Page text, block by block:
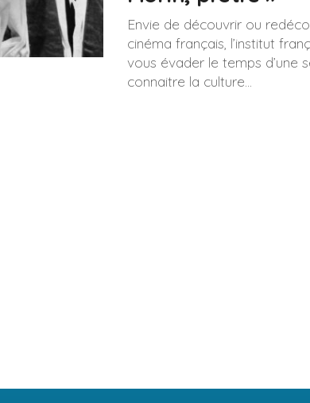
Envie de découvrir ou
cinéma français, l’institut
vous évader le temps d’une
connaitre la culture...